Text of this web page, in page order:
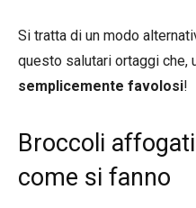
Si tratta di un modo
questo salutari ortaggi che,
semplicemente favolosi!
Broccoli
come si fanno